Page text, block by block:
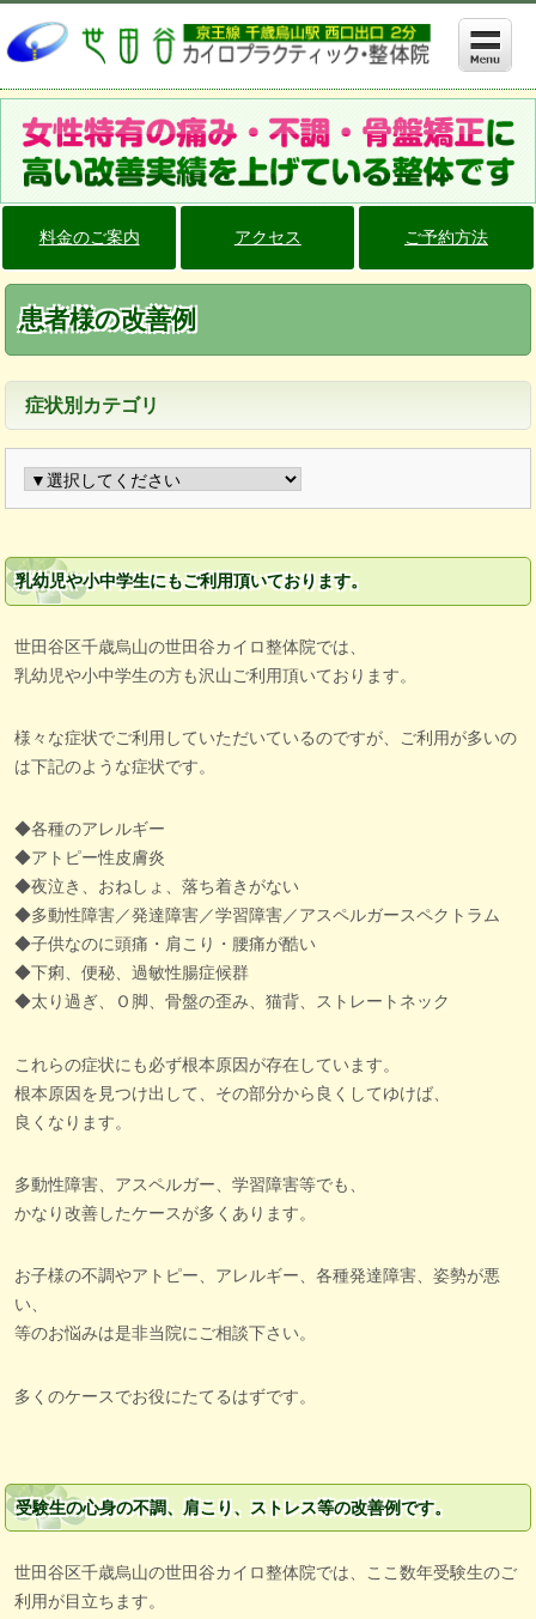
料金のご案内 アクセス ご予約方法
患者様の改善例
症状別カテゴリ
乳幼児や小中学生にもご利用頂いております。
世田谷区千歳烏山の世田谷カイロ整体院では、
乳幼児や小中学生の方も沢山ご利用頂いております。
様々な症状でご利用していただいているのですが、ご利用が多いの
は下記のような症状です。
◆各種のアレルギー
◆アトピー性皮膚炎
◆夜泣き、おねしょ、落ち着きがない
◆多動性障害／発達障害／学習障害／アスペルガースペクトラム
◆子供なのに頭痛・肩こり・腰痛が酷い
◆下痢、便秘、過敏性腸症候群
◆太り過ぎ、Ｏ脚、骨盤の歪み、猫背、ストレートネック
これらの症状にも必ず根本原因が存在しています。
根本原因を見つけ出して、その部分から良くしてゆけば、
良くなります。
多動性障害、アスペルガー、学習障害等でも、
かなり改善したケースが多くあります。
お子様の不調やアトピー、アレルギー、各種発達障害、姿勢が悪
い、
等のお悩みは是非当院にご相談下さい。
多くのケースでお役にたてるはずです。
受験生の心身の不調、肩こり、ストレス等の改善例です。
世田谷区千歳烏山の世田谷カイロ整体院では、ここ数年受験生のご
利用が目立ちます。